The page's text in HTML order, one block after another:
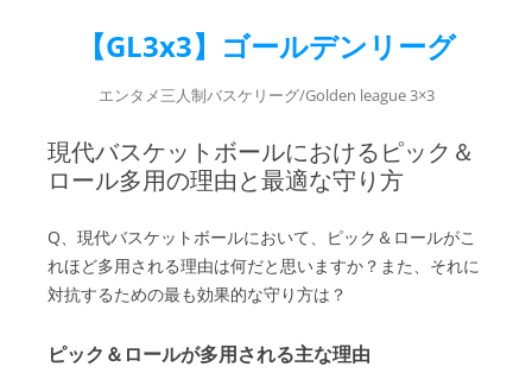
【GL3x3】ゴールデンリーグ
エンタメ三人制バスケリーグ/Golden league 3×3
現代バスケットボールにおけるピック＆
ロール多用の理由と最適な守り方
Q、現代バスケットボールにおいて、ピック＆ロールがこ
れほど多用される理由は何だと思いますか？また、それに
対抗するための最も効果的な守り方は？
ピック＆ロールが多用される主な理由